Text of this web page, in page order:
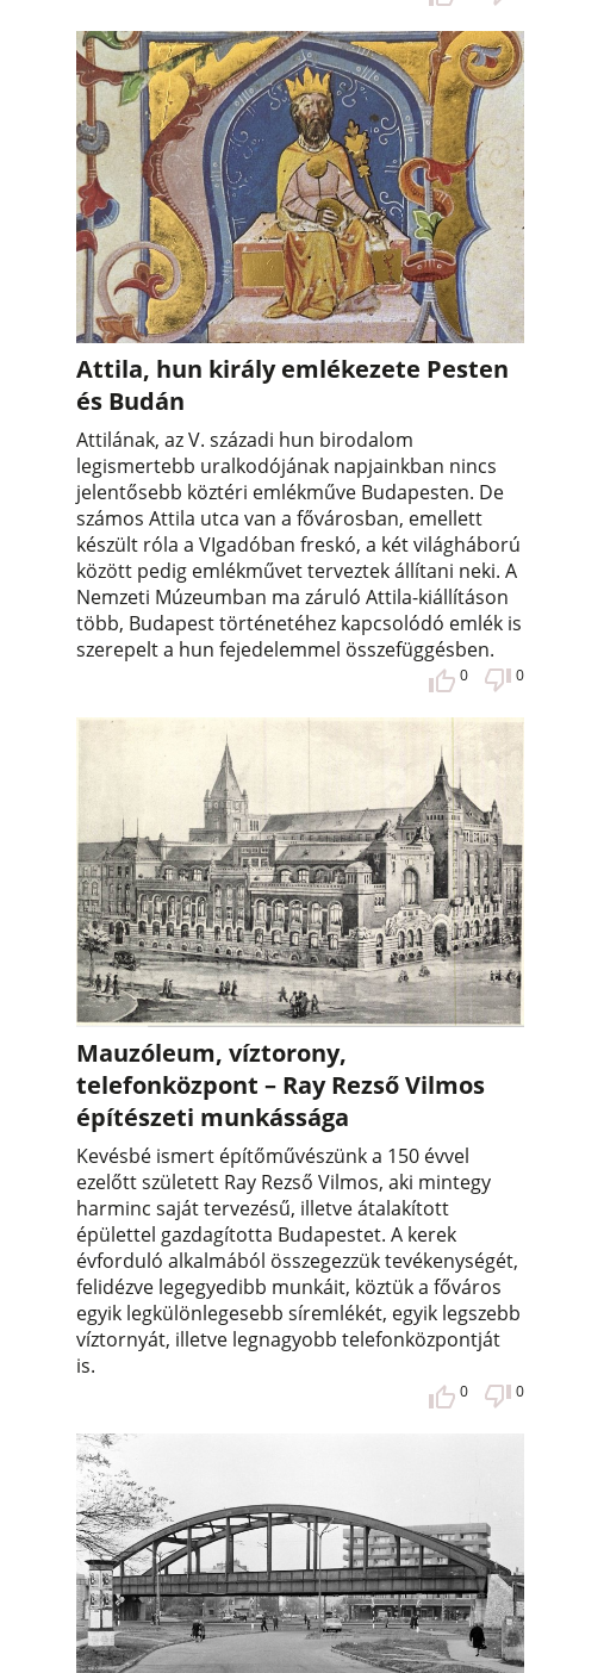
Attila, hun király emlékezete Pesten
és Budán
Attilának, az V. századi hun birodalom
legismertebb uralkodójának napjainkban nincs
jelentősebb köztéri emlékműve Budapesten. De
számos Attila utca van a fővárosban, emellett
készült róla a VIgadóban freskó, a két világháború
között pedig emlékművet terveztek állítani neki. A
Nemzeti Múzeumban ma záruló Attila-kiállításon
több, Budapest történetéhez kapcsolódó emlék is
szerepelt a hun fejedelemmel összefüggésben.
0 0
Mauzóleum, víztorony,
telefonközpont – Ray Rezső Vilmos
építészeti munkássága
Kevésbé ismert építőművészünk a 150 évvel
ezelőtt született Ray Rezső Vilmos, aki mintegy
harminc saját tervezésű, illetve átalakított
épülettel gazdagította Budapestet. A kerek
évforduló alkalmából összegezzük tevékenységét,
felidézve legegyedibb munkáit, köztük a főváros
egyik legkülönlegesebb síremlékét, egyik legszebb
víztornyát, illetve legnagyobb telefonközpontját
is.
0 0